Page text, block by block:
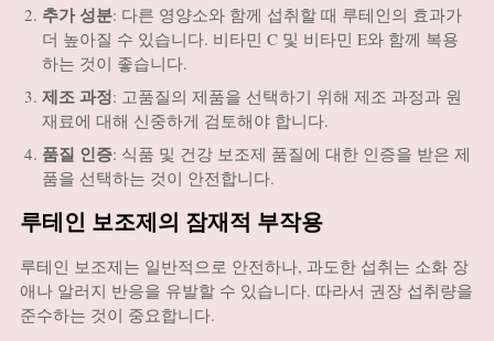
추가 성분: 다른 영양소와 함께 섭취할 때 루테인의 효과가
더 높아질 수 있습니다. 비타민 C 및 비타민 E와 함께 복용
하는 것이 좋습니다.
제조 과정: 고품질의 제품을 선택하기 위해 제조 과정과 원
재료에 대해 신중하게 검토해야 합니다.
품질 인증: 식품 및 건강 보조제 품질에 대한 인증을 받은 제
품을 선택하는 것이 안전합니다.
루테인 보조제의 잠재적 부작용
루테인 보조제는 일반적으로 안전하나, 과도한 섭취는 소화 장
애나 알러지 반응을 유발할 수 있습니다. 따라서 권장 섭취량을
준수하는 것이 중요합니다.